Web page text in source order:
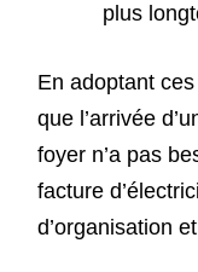
plus
En adoptant
que l’arrivée
foyer n’a pas
facture
d’organisation